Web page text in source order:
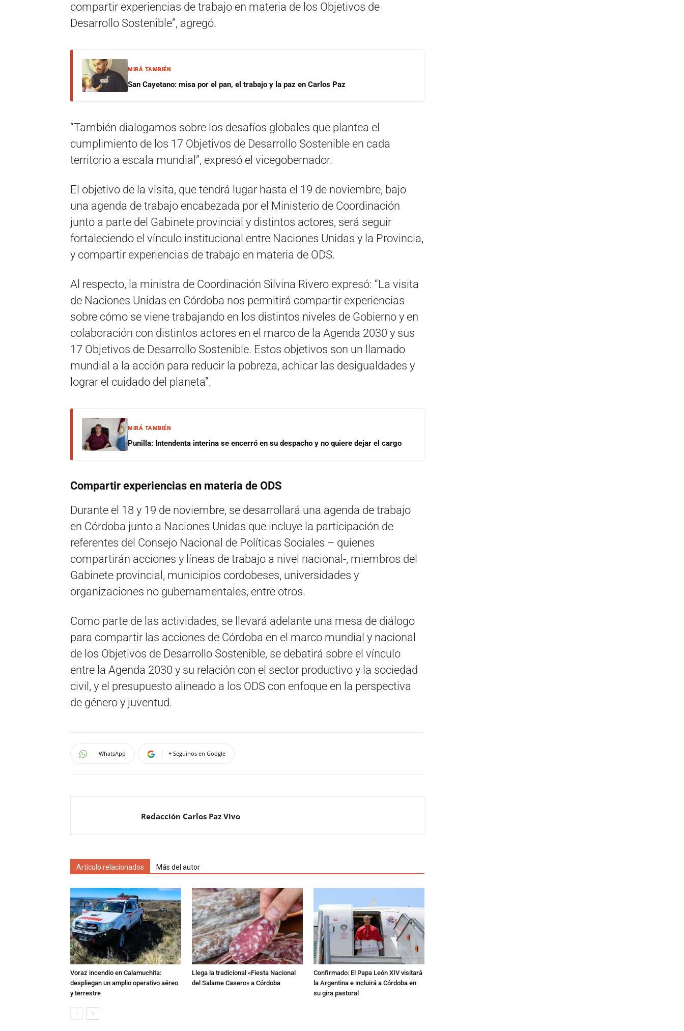
compartir experiencias de trabajo en materia de los Objetivos de
Desarrollo Sostenible”, agregó.
MIRÁ TAMBIÉN
San Cayetano: misa por el pan, el trabajo y la paz en Carlos Paz
“También dialogamos sobre los desafíos globales que plantea el
cumplimiento de los 17 Objetivos de Desarrollo Sostenible en cada
territorio a escala mundial”, expresó el vicegobernador.
El objetivo de la visita, que tendrá lugar hasta el 19 de noviembre, bajo
una agenda de trabajo encabezada por el Ministerio de Coordinación
junto a parte del Gabinete provincial y distintos actores, será seguir
fortaleciendo el vínculo institucional entre Naciones Unidas y la Provincia,
y compartir experiencias de trabajo en materia de ODS.
Al respecto, la ministra de Coordinación Silvina Rivero expresó: “La visita
de Naciones Unidas en Córdoba nos permitirá compartir experiencias
sobre cómo se viene trabajando en los distintos niveles de Gobierno y en
colaboración con distintos actores en el marco de la Agenda 2030 y sus
17 Objetivos de Desarrollo Sostenible. Estos objetivos son un llamado
mundial a la acción para reducir la pobreza, achicar las desigualdades y
lograr el cuidado del planeta”.
MIRÁ TAMBIÉN
Punilla: Intendenta interina se encerró en su despacho y no quiere dejar el cargo
Compartir experiencias en materia de ODS
Durante el 18 y 19 de noviembre, se desarrollará una agenda de trabajo
en Córdoba junto a Naciones Unidas que incluye la participación de
referentes del Consejo Nacional de Políticas Sociales – quienes
compartirán acciones y líneas de trabajo a nivel nacional-, miembros del
Gabinete provincial, municipios cordobeses, universidades y
organizaciones no gubernamentales, entre otros.
Como parte de las actividades, se llevará adelante una mesa de diálogo
para compartir las acciones de Córdoba en el marco mundial y nacional
de los Objetivos de Desarrollo Sostenible, se debatirá sobre el vínculo
entre la Agenda 2030 y su relación con el sector productivo y la sociedad
civil, y el presupuesto alineado a los ODS con enfoque en la perspectiva
de género y juventud.
WhatsApp + Seguinos en Google
Redacción Carlos Paz Vivo
Artículo relacionados Más del autor
Voraz incendio en Calamuchita:
despliegan un amplio operativo aéreo
y terrestre
Llega la tradicional «Fiesta Nacional
del Salame Casero» a Córdoba
Confirmado: El Papa León XIV visitará
la Argentina e incluirá a Córdoba en
su gira pastoral